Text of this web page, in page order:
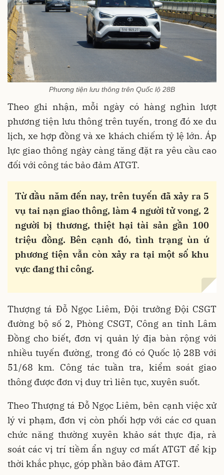
Phương tiện lưu thông trên Quốc lộ 28B
Theo ghi nhận, mỗi ngày có hàng nghìn lượt
phương tiện lưu thông trên tuyến, trong đó xe du
lịch, xe hợp đồng và xe khách chiếm tỷ lệ lớn. Áp
lực giao thông ngày càng tăng đặt ra yêu cầu cao
đối với công tác bảo đảm ATGT.
Từ đầu năm đến nay, trên tuyến đã xảy ra 5
vụ tai nạn giao thông, làm 4 người tử vong, 2
người bị thương, thiệt hại tài sản gần 100
triệu đồng. Bên cạnh đó, tình trạng ùn ứ
phương tiện vẫn còn xảy ra tại một số khu
vực đang thi công.
Thượng tá Đỗ Ngọc Liêm, Đội trưởng Đội CSGT
đường bộ số 2, Phòng CSGT, Công an tỉnh Lâm
Đồng cho biết, đơn vị quản lý địa bàn rộng với
nhiều tuyến đường, trong đó có Quốc lộ 28B với
51/68 km. Công tác tuần tra, kiểm soát giao
thông được đơn vị duy trì liên tục, xuyên suốt.
Theo Thượng tá Đỗ Ngọc Liêm, bên cạnh việc xử
lý vi phạm, đơn vị còn phối hợp với các cơ quan
chức năng thường xuyên khảo sát thực địa, rà
soát các vị trí tiềm ẩn nguy cơ mất ATGT để kịp
thời khắc phục, góp phần bảo đảm ATGT.